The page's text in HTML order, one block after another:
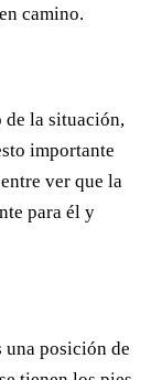
camino.
de la situación,
importante
ver que la
para él y
una posición de